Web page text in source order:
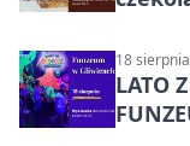
18
LATO